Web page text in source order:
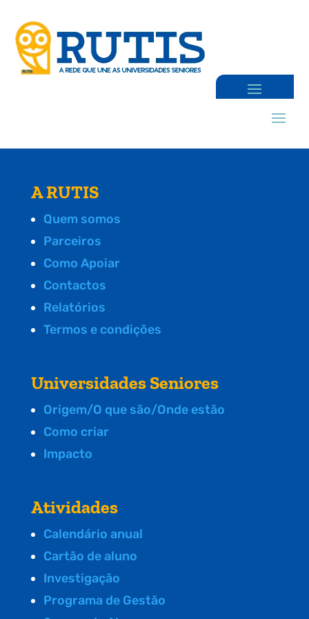
A RUTIS
Quem somos
Parceiros
Como Apoiar
Contactos
Relatórios
Termos e condições
Universidades Seniores
Origem/O que são/Onde estão
Como criar
Impacto
Atividades
Calendário anual
Cartão de aluno
Investigação
Programa de Gestão